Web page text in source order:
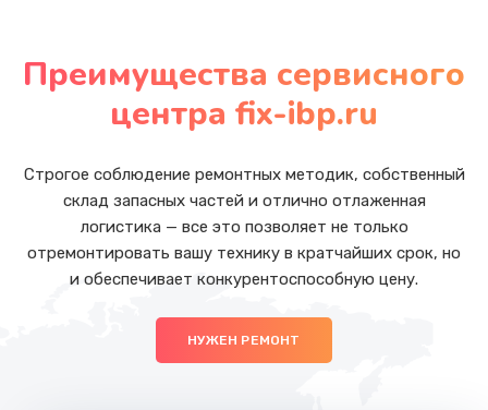
Преимущества сервисного
центра fix-ibp.ru
Строгое соблюдение ремонтных методик, собственный
склад запасных частей и отлично отлаженная
логистика — все это позволяет не только
отремонтировать вашу технику в кратчайших срок, но
и обеспечивает конкурентоспособную цену.
НУЖЕН РЕМОНТ